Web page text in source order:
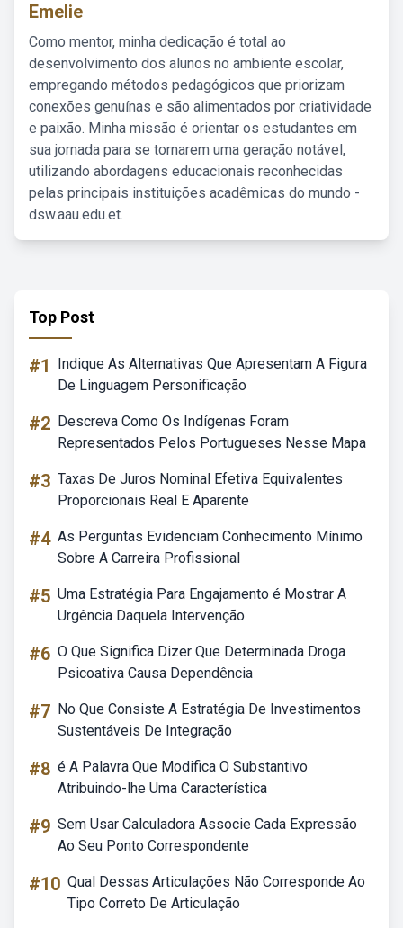
Emelie
Como mentor, minha dedicação é total ao
desenvolvimento dos alunos no ambiente escolar,
empregando métodos pedagógicos que priorizam
conexões genuínas e são alimentados por criatividade
e paixão. Minha missão é orientar os estudantes em
sua jornada para se tornarem uma geração notável,
utilizando abordagens educacionais reconhecidas
pelas principais instituições acadêmicas do mundo -
dsw.aau.edu.et.
Top Post
#1
Indique As Alternativas Que Apresentam A Figura
De Linguagem Personificação
#2 Descreva Como Os Indígenas Foram
Representados Pelos Portugueses Nesse Mapa
#3 Taxas De Juros Nominal Efetiva Equivalentes
Proporcionais Real E Aparente
#4 As Perguntas Evidenciam Conhecimento Mínimo
Sobre A Carreira Profissional
#5 Uma Estratégia Para Engajamento é Mostrar A
Urgência Daquela Intervenção
#6 O Que Significa Dizer Que Determinada Droga
Psicoativa Causa Dependência
#7 No Que Consiste A Estratégia De Investimentos
Sustentáveis De Integração
#8 é A Palavra Que Modifica O Substantivo
Atribuindo-lhe Uma Característica
#9 Sem Usar Calculadora Associe Cada Expressão
Ao Seu Ponto Correspondente
#10 Qual Dessas Articulações Não Corresponde Ao
Tipo Correto De Articulação